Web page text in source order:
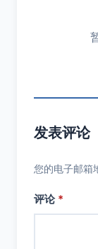
发表评论
您的电子邮箱
评论 *